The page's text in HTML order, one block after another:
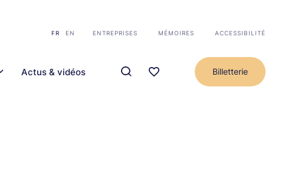
FR EN ENTREPRISES MÉMOIRES ACCESSIBILITÉ
Actus & vidéos Billetterie